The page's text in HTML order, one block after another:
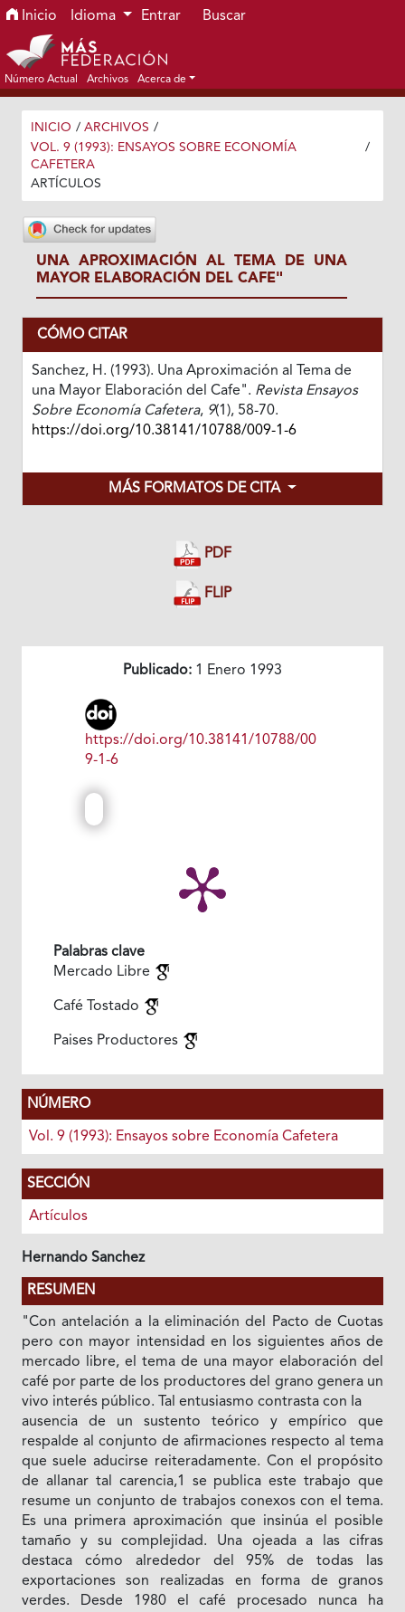
Ir al menú de navegación principal
Ir al contenido principal
Ir al pie de página del sitio
Inicio Idioma Entrar Buscar
Número Actual Archivos Acerca de
INICIO / ARCHIVOS /
VOL. 9 (1993): ENSAYOS SOBRE ECONOMÍA
CAFETERA
/
ARTÍCULOS
UNA APROXIMACIÓN AL TEMA DE UNA
MAYOR ELABORACIÓN DEL CAFE"
CÓMO CITAR
Sanchez, H. (1993). Una Aproximación al Tema de
una Mayor Elaboración del Cafe". Revista Ensayos
Sobre Economía Cafetera, 9(1), 58-70.
https://doi.org/10.38141/10788/009-1-6
MÁS FORMATOS DE CITA
PDF
FLIP
Publicado: 1 Enero 1993
https://doi.org/10.38141/10788/00
9-1-6
Palabras clave
Mercado Libre
Café Tostado
Paises Productores
NÚMERO
Vol. 9 (1993): Ensayos sobre Economía Cafetera
SECCIÓN
Artículos
Hernando Sanchez
RESUMEN
"Con antelación a la eliminación del Pacto de Cuotas
pero con mayor intensidad en los siguientes años de
mercado libre, el tema de una mayor elaboración del
café por parte de los productores del grano genera un
vivo interés público. Tal entusiasmo contrasta con Ia
ausencia de un sustento teórico y empírico que
respalde al conjunto de afirmaciones respecto al tema
que suele aducirse reiteradamente. Con el propósito
de allanar tal carencia,1 se publica este trabajo que
resume un conjunto de trabajos conexos con el tema.
Es una primera aproximación que insinúa el posible
tamaño y su complejidad. Una ojeada a las cifras
destaca cómo alrededor del 95% de todas las
exportaciones son realizadas en forma de granos
verdes. Desde 1980 el café procesado nunca ha